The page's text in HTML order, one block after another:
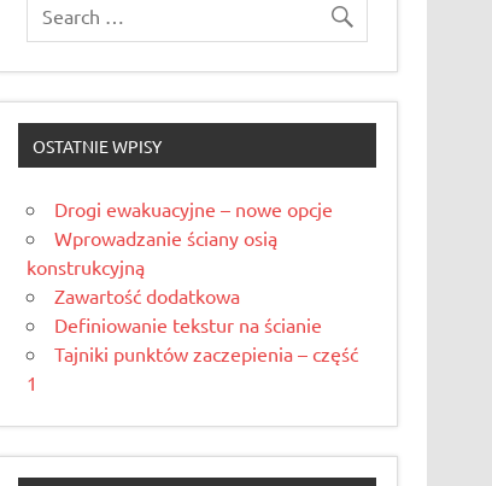
OSTATNIE WPISY
Drogi ewakuacyjne – nowe opcje
Wprowadzanie ściany osią
konstrukcyjną
Zawartość dodatkowa
Definiowanie tekstur na ścianie
Tajniki punktów zaczepienia – część
1